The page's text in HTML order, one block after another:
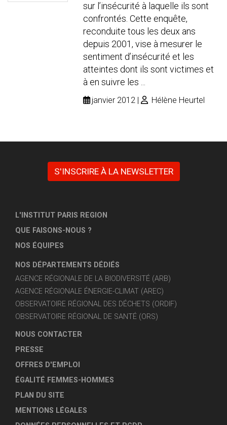
sur l’insécurité à laquelle ils sont
confrontés. Cette enquête,
reconduite tous les deux ans
depuis 2001, vise à mesurer le
sentiment d’insécurité et les
atteintes dont ils sont victimes et
à en suivre les ...
janvier 2012 Hélène Heurtel
S'INSCRIRE À LA NEWSLETTER
L'INSTITUT PARIS REGION
QUE FAISONS-NOUS ?
NOS ÉQUIPES
NOS DÉPARTEMENTS DÉDIÉS
AGENCE RÉGIONALE DE LA BIODIVERSITÉ (ARB)
AGENCE RÉGIONALE ÉNERGIE-CLIMAT (AREC)
OBSERVATOIRE RÉGIONAL DES DÉCHETS (ORDIF)
OBSERVATOIRE RÉGIONAL DE SANTÉ (ORS)
NOUS CONTACTER
PRESSE
OFFRES D'EMPLOI
ÉGALITÉ FEMMES-HOMMES
PLAN DU SITE
MENTIONS LÉGALES